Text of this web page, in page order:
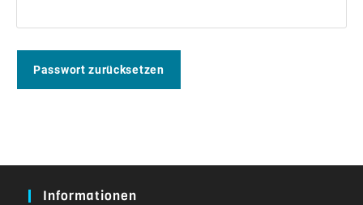
Passwort zurücksetzen
Informationen